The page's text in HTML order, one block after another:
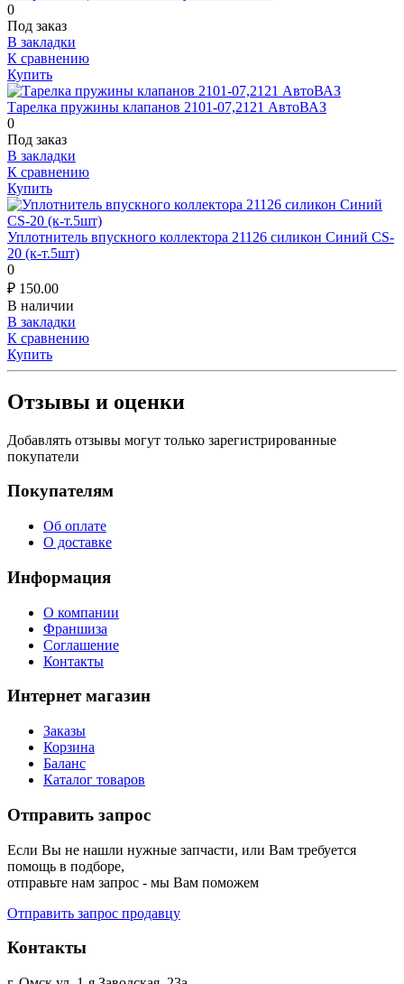
0
Под заказ
В закладки
К сравнению
Купить
Тарелка пружины клапанов 2101-07,2121 АвтоВАЗ
0
Под заказ
В закладки
К сравнению
Купить
Уплотнитель впускного коллектора 21126 силикон Синий CS-
20 (к-т.5шт)
0
₽ 150.00
В наличии
В закладки
К сравнению
Купить
Отзывы и оценки
Добавлять отзывы могут только зарегистрированные
покупатели
Покупателям
Об оплате
О доставке
Информация
О компании
Франшиза
Соглашение
Контакты
Интернет магазин
Заказы
Корзина
Баланс
Каталог товаров
Отправить запрос
Если Вы не нашли нужные запчасти, или Вам требуется
помощь в подборе,
отправьте нам запрос - мы Вам поможем
Отправить запрос продавцу
Контакты